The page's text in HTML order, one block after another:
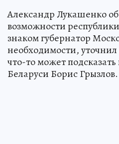
Александр Лукашенко
возможности
знаком губернатор
необходимости, уточнил
что-то может
Беларуси Борис Грызлов.